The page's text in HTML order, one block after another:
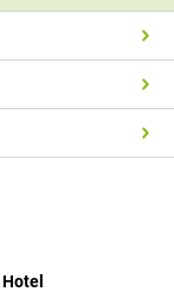
Hotel